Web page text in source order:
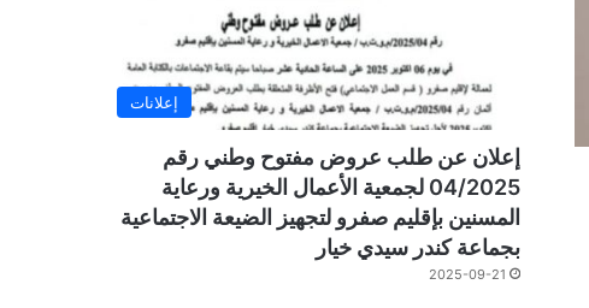
إعلانات
إعلان عن طلب عروض مفتوح وطني رقم
04/2025 لجمعية الأعمال الخيرية ورعاية
المسنين بإقليم صفرو لتجهيز الضيعة الاجتماعية
بجماعة كندر سيدي خيار
2025-09-21